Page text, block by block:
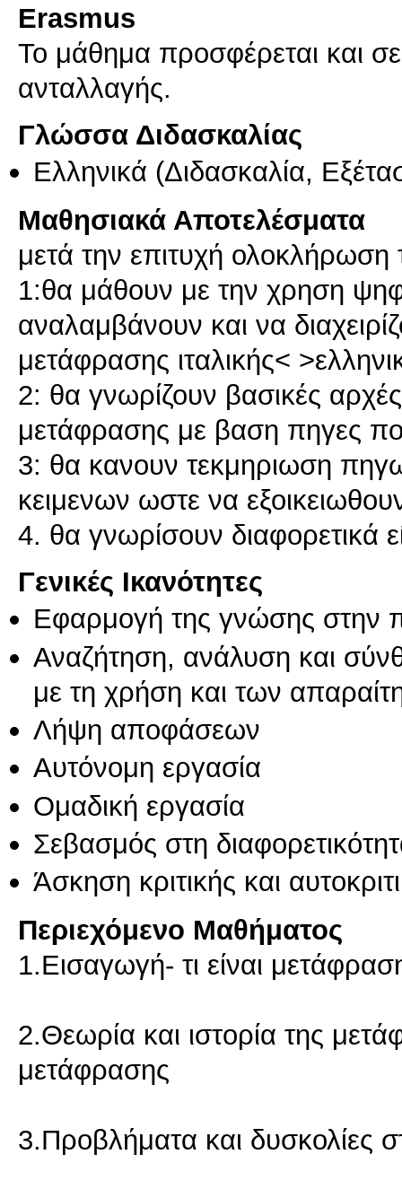
Erasmus
Το μάθημα προσφέρεται και
ανταλλαγής.
Γλώσσα Διδασκαλίας
Ελληνικά (Διδασκαλία,
Μαθησιακά Αποτελέσματα
μετά την επιτυχή ολοκλήρωση
1:θα μάθουν με την χρηση
αναλαμβάνουν και να
μετάφρασης ιταλικής<
2: θα γνωρίζουν βασικές
μετάφρασης με βαση πηγες
3: θα κανουν τεκμηριωση
κειμενων ωστε να
4. θα γνωρίσουν διαφορετικά
Γενικές Ικανότητες
Εφαρμογή της γνώσης στην
Αναζήτηση, ανάλυση και
με τη χρήση και των
Λήψη αποφάσεων
Αυτόνομη εργασία
Ομαδική εργασία
Σεβασμός στη
Άσκηση κριτικής και
Περιεχόμενο Μαθήματος
1.Εισαγωγή- τι είναι
2.Θεωρία και ιστορία της
μετάφρασης
3.Προβλήματα και δυσκολίες